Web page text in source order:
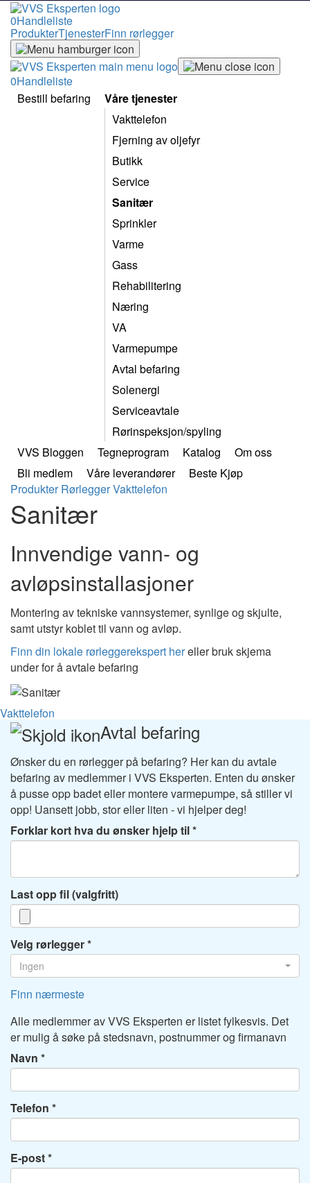
0Handleliste
ProdukterTjenesterFinn rørlegger
0Handleliste
Bestill befaring
Våre tjenester
Vakttelefon
Fjerning av oljefyr
Butikk
Service
Sanitær
Sprinkler
Varme
Gass
Rehabilitering
Næring
VA
Varmepumpe
Avtal befaring
Solenergi
Serviceavtale
Rørinspeksjon/spyling
VVS Bloggen
Tegneprogram Katalog
Om oss
Bli medlem
Våre leverandører
Beste Kjøp
ProdukterRørleggerVakttelefon
Sanitær
Innvendige vann- og
avløpsinstallasjoner
Montering av tekniske vannsystemer, synlige og skjulte,
samt utstyr koblet til vann og avløp.
Finn din lokale rørleggerekspert hereller bruk skjema
under for å avtale befaring
Vakttelefon
Avtal befaring
Ønsker du en rørlegger på befaring? Her kan du avtale
befaring av medlemmer i VVS Eksperten. Enten du ønsker
å pusse opp badet eller montere varmepumpe, så stiller vi
opp! Uansett jobb, stor eller liten - vi hjelper deg!
Forklar kort hva du ønsker hjelp til
Last opp fil (valgfritt)
Velg rørlegger
Ingen
Finn nærmeste
Alle medlemmer av VVS Eksperten er listet fylkesvis. Det
er mulig å søke på stedsnavn, postnummer og firmanavn
Navn
Telefon
E-post